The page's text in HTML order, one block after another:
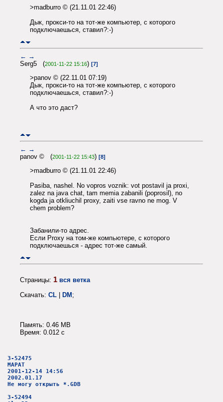
>madburro © (21.11.01 22:46)
Дык, прокси-то на тот-же компьютер, с которого
подключаешься, ставил?:-)
← →
Serg5 (2001-11-22 15:16) [7]
>panov © (22.11.01 07:19)
Дык, прокси-то на тот-же компьютер, с которого
подключаешься, ставил?:-)
А что это даст?
← →
panov © (2001-11-22 15:43) [8]
>madburro © (21.11.01 22:46)
Pasiba, nashel. No vopros voznik: vot postavil ja proxi,
zalez na java chat, tam memia zabanili (poprosil), no
kogda ja otkliuchil proxy, zaiti vse ravno ne mog. V
chem problem?
Забанили-то адрес.
Если Proxy на том-же компьютере, с которого
подключаешься - адрес тот-же самый.
Страницы: 1 вся ветка
Скачать: CL | DM;
Память: 0.46 MB
Время: 0.012 c
3-52475
МАРАТ
2001-12-14 14:56
2002.01.17
Не могу открыть *.GDB
3-52494